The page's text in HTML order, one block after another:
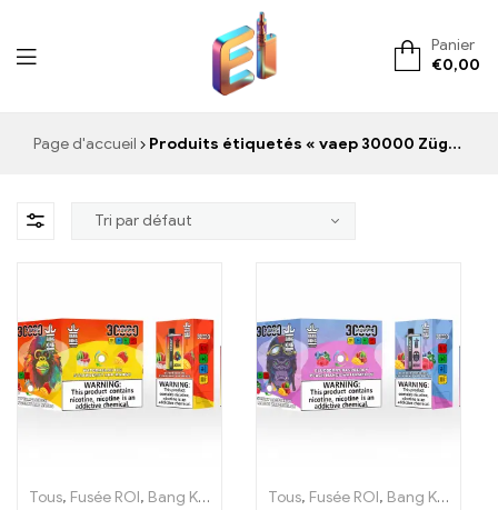
ElementVape.de
Panier
€0,00
Page d'accueil Produits étiquetés « vaep 30000 Züge »
Tous, Fusée ROI, Bang King 30000 Bouffées ,Cigarettes
Tous, Fusée ROI, Bang King 30000 Bouffées